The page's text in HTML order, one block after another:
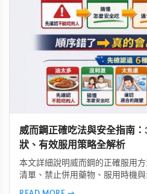
威而鋼正確吃法與安全指南
狀、有效服用策略全解析
本文詳細說明威而鋼的正確服用
清單、禁止併用藥物、服用時機